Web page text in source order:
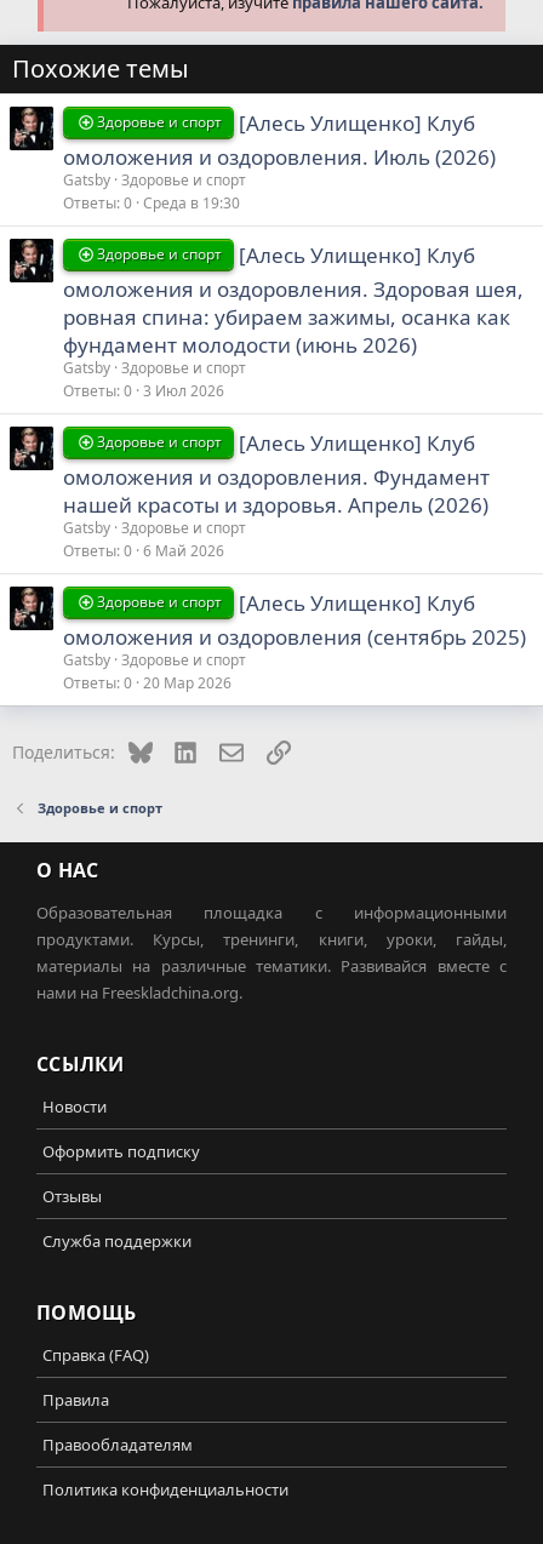
Похожие темы
Здоровье и спорт
[Алесь Улищенко] Клуб
омоложения и оздоровления. Июль (2026)
Gatsby Здоровье и спорт
Ответы 0 Среда в 19:30
Здоровье и спорт
[Алесь Улищенко] Клуб
омоложения и оздоровления. Здоровая шея,
ровная спина: убираем зажимы, осанка как
фундамент молодости (июнь 2026)
Gatsby Здоровье и спорт
Ответы 0 3 Июл 2026
Здоровье и спорт
[Алесь Улищенко] Клуб
омоложения и оздоровления. Фундамент
нашей красоты и здоровья. Апрель (2026)
Gatsby Здоровье и спорт
Ответы 0 6 Май 2026
Здоровье и спорт
[Алесь Улищенко] Клуб
омоложения и оздоровления (сентябрь 2025)
Gatsby Здоровье и спорт
Ответы 0 20 Мар 2026
Поделиться: Bluesky LinkedInЭлектронная почта
Ссылка
Здоровье и спорт
О НАС
Образовательная площадка с информационными
продуктами. Курсы, тренинги, книги, уроки, гайды,
материалы на различные тематики. Развивайся вместе с
нами на Freeskladchina.org.
ССЫЛКИ
Новости
Оформить подписку
Отзывы
Служба поддержки
ПОМОЩЬ
Справка (FAQ)
Правила
Правообладателям
Политика конфиденциальности